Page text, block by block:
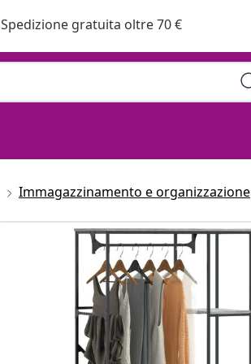
Spedizione gratuita oltre 70 €
Immagazzinamento e organizzazione